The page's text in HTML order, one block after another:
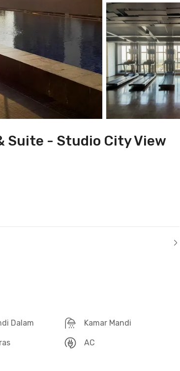
Suite - Studio City View
Dalam Kamar Mandi
AC